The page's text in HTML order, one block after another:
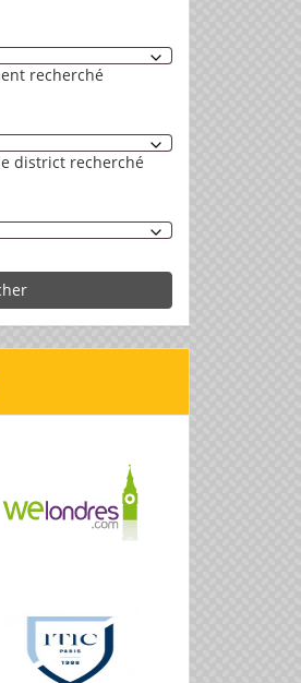
recherché
district recherché